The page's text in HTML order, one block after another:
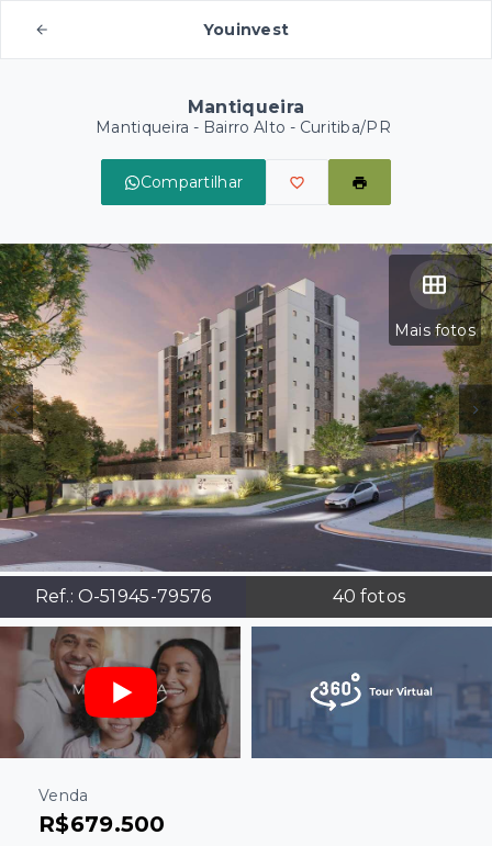
Youinvest
Mantiqueira
Mantiqueira - Bairro Alto - Curitiba/PR
Compartilhar
Mais fotos
Ref.: O-51945-79576 40 fotos
Venda
R$679.500